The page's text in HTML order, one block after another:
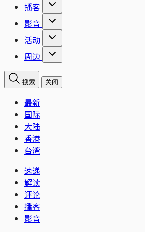
播客
影音
活动
周边
搜索 关闭
最新
国际
大陆
香港
台湾
速递
解读
评论
播客
影音